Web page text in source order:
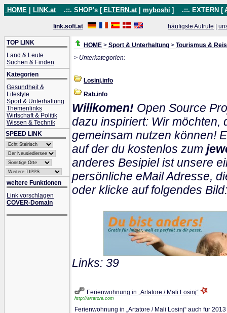
HOME LINK.at .::. SHOP's [ ELTERN.at myboshi ] .::. EXTERN [
link.soft.at häufigste Aufrufe
TOP LINK
Land & Leute
Suchen & Finden
Kategorien
Gesundheit &
Lifestyle
Sport & Unterhaltung
Themenlinks
Wirtschaft & Politik
Wissen & Technik
SPEED LINK
weitere Funktionen
Link vorschlagen
COVER-Domain
HOME > Sport & Unterhaltung > Tourismus &
> Unterkategorien:
Losinj.info
Rab.info
Willkomen! Open Source
dazu inspiriert: Wir möchten,
gemeinsam nutzen können!
auf der du kostenlos zum
anderes Besipiel ist unsere
persönliche eMail Adresse,
oder klicke auf folgendes Bild:
Links: 39
Ferienwohnung in „Artatore / Mali Losinj“
http://artatore.com
Ferienwohnung in „Artatore / Mali Losinj“ auch für